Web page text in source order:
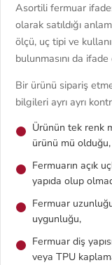
Asortili fermuar
olarak satıldığı
ölçü, uç tipi ve
bulunmasını da
Bir ürünü sipariş
bilgileri ayrı ayrı
Ürünün tek renk
ürünü mü olduğu,
Fermuarın açık
yapıda olup
Fermuar
uygunluğu,
Fermuar diş
veya TPU